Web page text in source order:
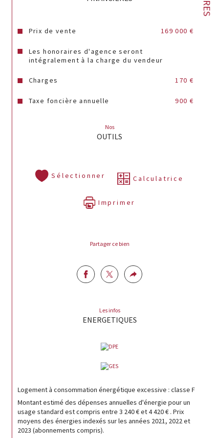
Prix de vente 169 000 €
Les honoraires d'agence seront
intégralement à la charge du vendeur
Charges 170 €
Taxe foncière annuelle 900 €
Nos
OUTILS
Sélectionner Calculatrice
Imprimer
Partager ce bien
Les infos
ENERGETIQUES
Logement à consommation énergétique excessive : classe F
Montant estimé des dépenses annuelles d'énergie pour un
usage standard est compris entre 3 240 € et 4 420 € . Prix
moyens des énergies indexés sur les années 2021, 2022 et
2023 (abonnements compris).